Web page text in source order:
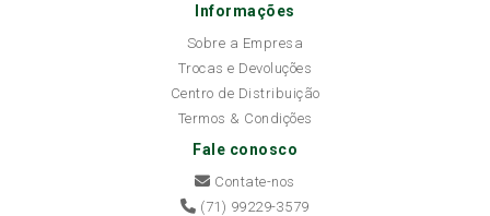
Informações
Sobre a Empresa
Trocas e Devoluções
Centro de Distribuição
Termos & Condições
Fale conosco
Contate-nos
(71) 99229-3579